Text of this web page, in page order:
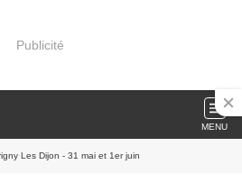
Publicité
MENU
Les Dijon - 31 mai et 1er juin